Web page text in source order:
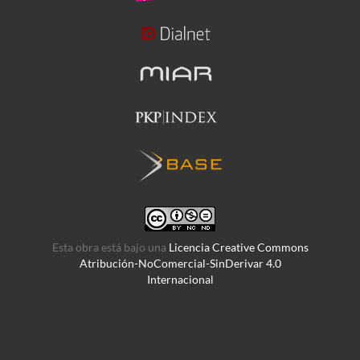
Esta obra está bajo una Licencia Creative Commons
Atribución-NoComercial-SinDerivar 4.0
Internacional